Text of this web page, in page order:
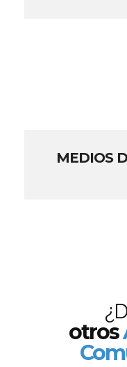
MEDIOS
otros